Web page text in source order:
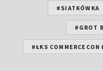
#SIATKÓWKA
#GROT
#ŁKS COMMERCECON